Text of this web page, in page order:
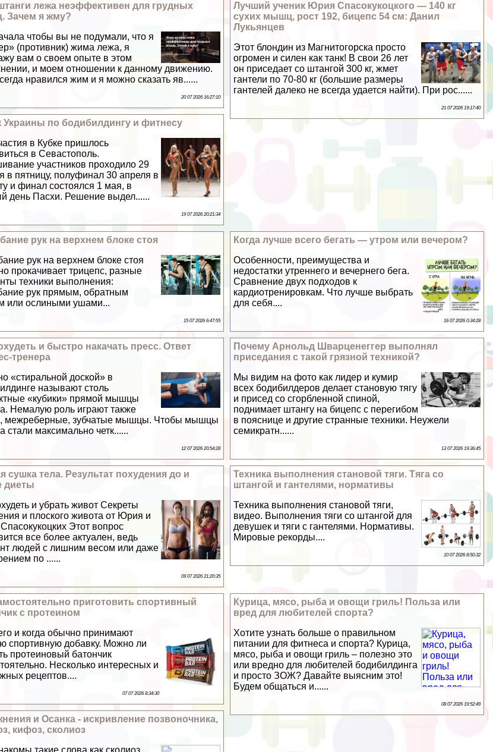
Лучший ученик Юрия Спасокукоцкого — 140 кг
сухих мышц, рост 192, бицепс 54 см: Данил
Лукьянцев
Этот блондин из Магнитогорска просто
огромен и силен как танк! В свои 26 лет
он приседает со штангой 300 кг, жмет
гантели по 70-80 кг (большие размеры
гантелей далеко не всегда удается найти). При рос......
21 07 2026 19:17:40
лежа неэффективен для грудных
Зачем я жму?
чтобы вы не подумали, что я
(противник) жима лежа, я
вам о своем опыте в этом
и моем отношении к данному движению.
нравился жим и я можно сказать яв......
20 07 2026 16:27:10
Украины по бодибилдингу и фитнесу
в Кубке пришлось
в Севастополь.
участников проходило 29
в пятницу, полуфинал 30 апреля в
и финал состоялся 1 мая, в
день Пасхи. Решение выдел......
19 07 2026 20:21:34
Когда лучше всего бегать — утром или вечером?
Особенности, преимущества и
недостатки утреннего и вечернего бега.
Сравнение двух подходов к
кардиотренировкам. Что лучше выбрать
для себя....
16 07 2026 0:34:28
рук на верхнем блоке стоя
рук на верхнем блоке стоя
прокачивает трицепс, разные
техники выполнения:
рук прямым, обратным
или ослиными ушами...
15 07 2026 6:47:55
Почему Арнольд Шварценеггер выполнял
приседания с такой грязной техникой?
Мы видим на фото как лидер и кумир
всех бодибилдеров делает становую тягу
и присед со сгорбленной спиной,
поднимает штангу на бицепс с перегибом
в пояснице и другие странные техники. Неужели
семикратн......
13 07 2026 19:36:45
и быстро накачать пресс. Ответ
тренера
«стиральной доской» в
называют столь
«кубики» прямой мышцы
Немалую роль играют также
межреберные, зубчатые мышцы. Чтобы мышцы
стали максимально четк......
12 07 2026 20:54:28
Техника выполнения становой тяги. Тяга со
штангой и гантелями, нормативы
Техника выполнения становой тяги,
видео. Выполнения тяги со штангой для
дeвyшек и тяги с гантелями. Нормативы.
Мировые рекорды....
10 07 2026 8:50:32
сушка тела. Результат похудения до и
диеты
и убрать живот Секреты
и плоского живота от Юрия и
Этот вопрос
все более актуален, ведь
людей с лишним весом или даже
по ......
09 07 2026 21:20:35
Курица, мясо, рыба и овощи гриль! Польза или
вред для любителей спорта?
Хотите узнать больше о правильном
питании для фитнеса и спорта? Курица,
мясо, рыба и овощи гриль – полезно это
или вредно для любителей бодибилдинга
и просто ЗОЖ? Давайте выясним это!
Будем общаться и......
08 07 2026 19:52:49
приготовить спортивный
с протеином
и когда обычно принимают
спортивную добавку. Можно ли
протеиновый батончик
Несколько интересных и
рецептов....
07 07 2026 8:34:30
и Осанка - искривление позвоночника,
кифоз, сколиоз
такие слова как сколиоз,